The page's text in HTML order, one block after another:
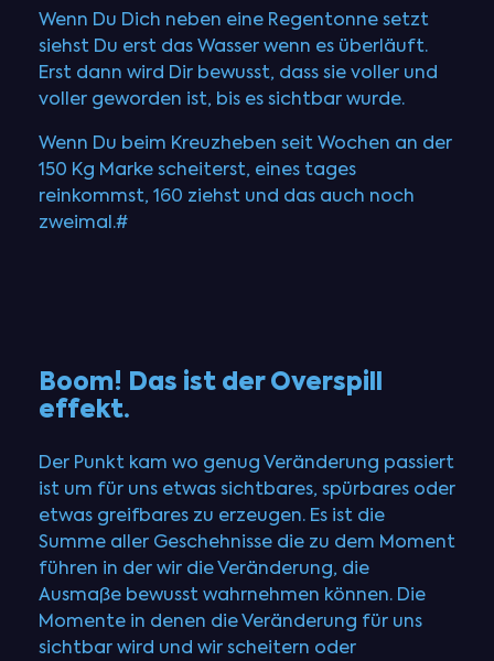
Wenn Du Dich neben eine Regentonne setzt
siehst Du erst das Wasser wenn es überläuft.
Erst dann wird Dir bewusst, dass sie voller und
voller geworden ist, bis es sichtbar wurde.
Wenn Du beim Kreuzheben seit Wochen an der
150 Kg Marke scheiterst, eines tages
reinkommst, 160 ziehst und das auch noch
zweimal.#
Boom! Das ist der Overspill
effekt.
Der Punkt kam wo genug Veränderung passiert
ist um für uns etwas sichtbares, spürbares oder
etwas greifbares zu erzeugen. Es ist die
Summe aller Geschehnisse die zu dem Moment
führen in der wir die Veränderung, die
Ausmaße bewusst wahrnehmen können. Die
Momente in denen die Veränderung für uns
sichtbar wird und wir scheitern oder